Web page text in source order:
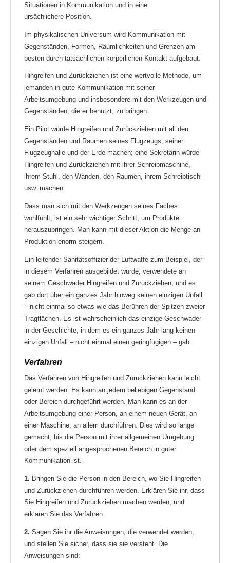
Situationen in Kommunikation und in eine
ursächlichere Position.
Im physikalischen Universum wird Kommunikation mit
Gegenständen, Formen, Räumlichkeiten und Grenzen am
besten durch tatsächlichen körperlichen Kontakt aufgebaut.
Hingreifen und Zurückziehen ist eine wertvolle Methode, um
jemanden in gute Kommunikation mit seiner
Arbeitsumgebung und insbesondere mit den Werkzeugen und
Gegenständen, die er benutzt, zu bringen.
Ein Pilot würde Hingreifen und Zurückziehen mit all den
Gegenständen und Räumen seines Flugzeugs, seiner
Flugzeughalle und der Erde machen; eine Sekretärin würde
Hingreifen und Zurückziehen mit ihrer Schreibmaschine,
ihrem Stuhl, den Wänden, den Räumen, ihrem Schreibtisch
usw. machen.
Dass man sich mit den Werkzeugen seines Faches
wohlfühlt, ist ein sehr wichtiger Schritt, um Produkte
herauszubringen. Man kann mit dieser Aktion die Menge an
Produktion enorm steigern.
Ein leitender Sanitätsoffizier der Luftwaffe zum Beispiel, der
in diesem Verfahren ausgebildet wurde, verwendete an
seinem Geschwader Hingreifen und Zurückziehen, und es
gab dort über ein ganzes Jahr hinweg keinen einzigen Unfall
– nicht einmal so etwas wie das Berühren der Spitzen zweier
Tragflächen. Es ist wahrscheinlich das einzige Geschwader
in der Geschichte, in dem es ein ganzes Jahr lang keinen
einzigen Unfall – nicht einmal einen geringfügigen – gab.
Verfahren
Das Verfahren von Hingreifen und Zurückziehen kann leicht
gelernt werden. Es kann an jedem beliebigen Gegenstand
oder Bereich durchgeführt werden. Man kann es an der
Arbeitsumgebung einer Person, an einem neuen Gerät, an
einer Maschine, an allem durchführen. Dies wird so lange
gemacht, bis die Person mit ihrer allgemeinen Umgebung
oder dem speziell angesprochenen Bereich in guter
Kommunikation ist.
1. Bringen Sie die Person in den Bereich, wo Sie Hingreifen
und Zurückziehen durchführen werden. Erklären Sie ihr, dass
Sie Hingreifen und Zurückziehen machen werden, und
erklären Sie das Verfahren.
2. Sagen Sie ihr die Anweisungen, die verwendet werden,
und stellen Sie sicher, dass sie sie versteht. Die
Anweisungen sind: